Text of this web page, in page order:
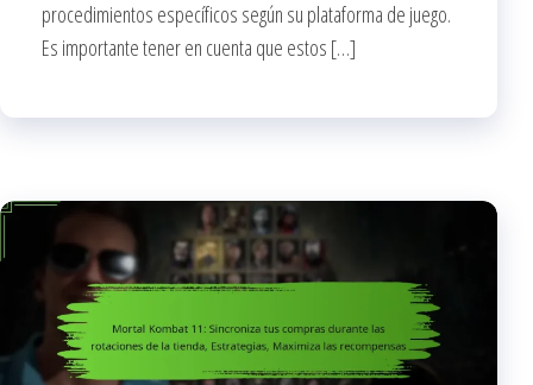
procedimientos específicos según su plataforma de juego.
Es importante tener en cuenta que estos […]